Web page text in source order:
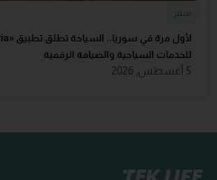
سفر
للخدمات السياحية والضيافة ‏الرقمية
5 أغسطس, 2026